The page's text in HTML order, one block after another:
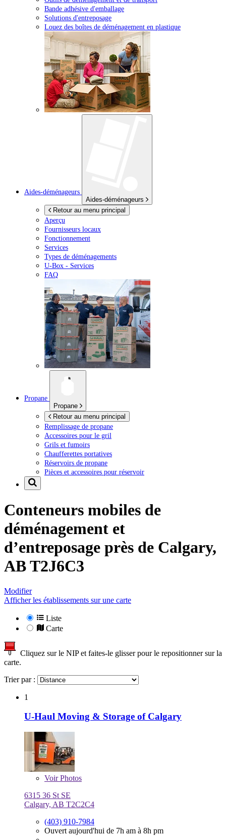
Bande adhésive d'emballage
Solutions d'entreposage
Louez des boîtes de déménagement en plastique
Aides-déménageurs
Aides-déménageurs
Retour au menu principal
Aperçu
Fournisseurs locaux
Fonctionnement
Services
Types de déménagements
U-Box - Services
FAQ
Propane
Propane
Retour au menu principal
Remplissage de propane
Accessoires pour le gril
Grils et fumoirs
Chaufferettes portatives
Réservoirs de propane
Pièces et accessoires pour réservoir
Conteneurs mobiles de
déménagement et
d’entreposage près de Calgary,
AB T2J6C3
Modifier
Afficher les établissements sur une carte
Liste
Carte
Cliquez sur le NIP et faites-le glisser pour le repositionner sur la
carte.
Trier par :
1
U-Haul Moving & Storage of Calgary
VoirPhotos
6315 36 St SE
Calgary, AB T2C2C4
(403) 910-7984
Ouvert aujourd'hui de 7h am à 8h pm